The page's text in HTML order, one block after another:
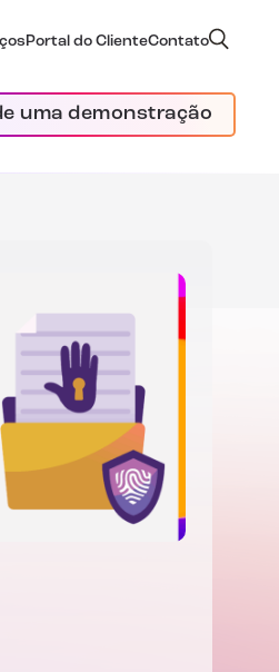
Portal do ClienteContato
uma demonstração